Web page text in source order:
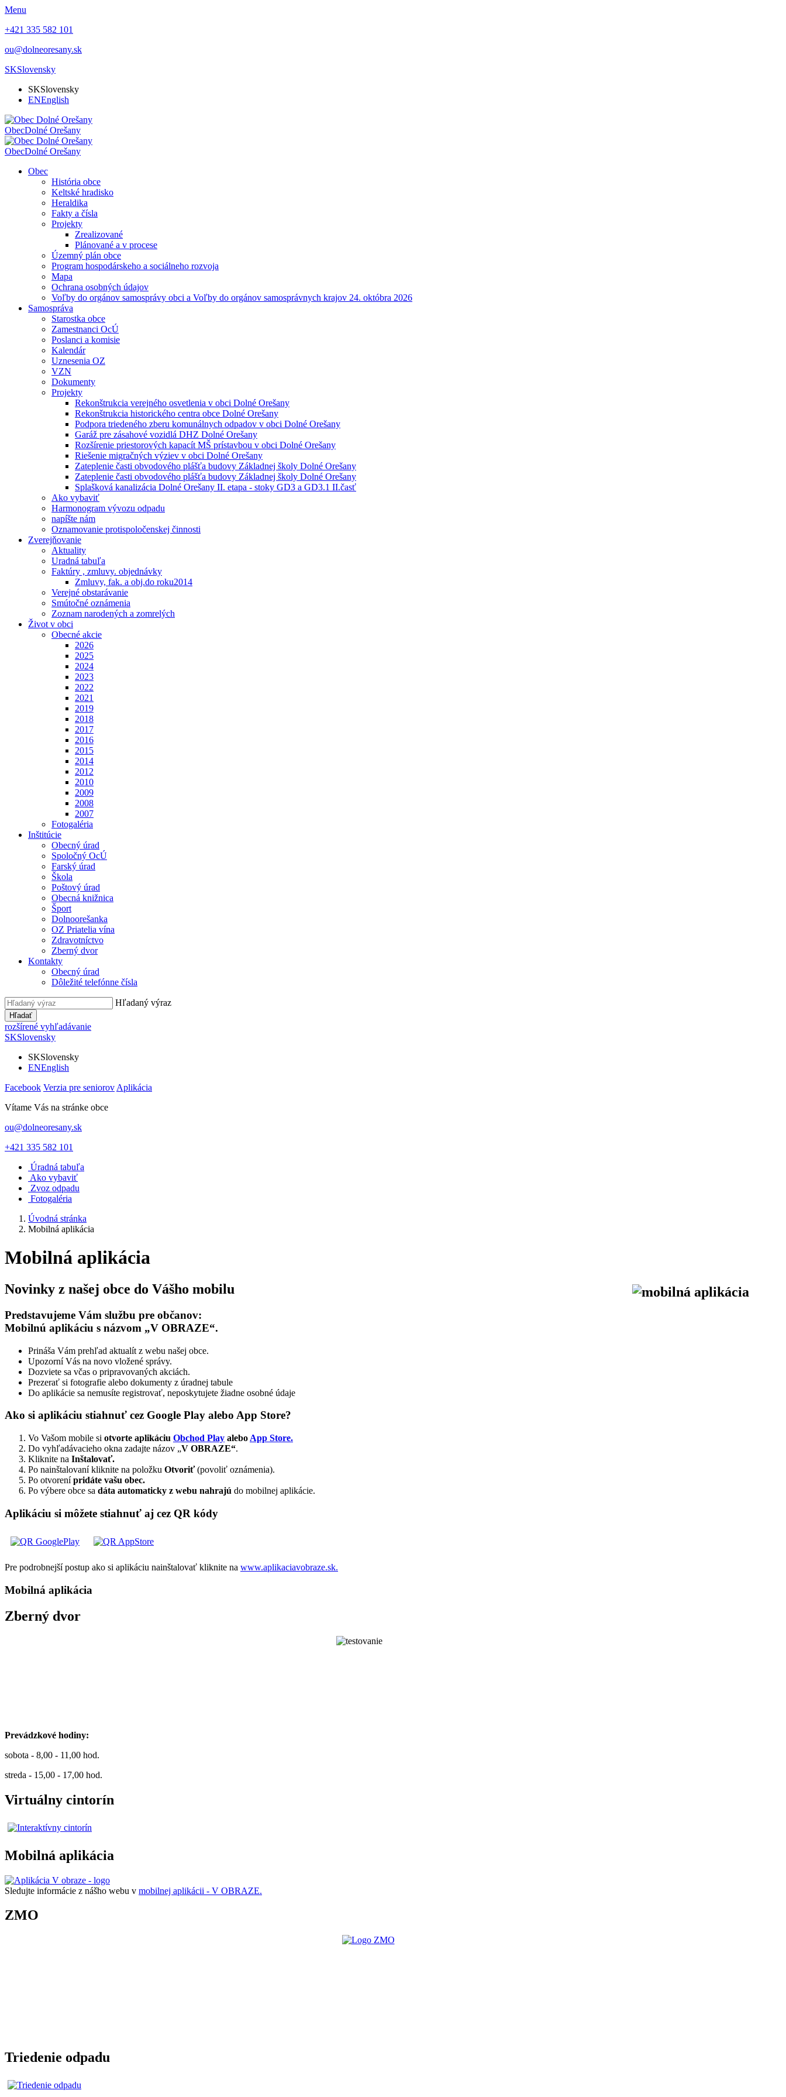
Menu
+421 335 582 101
ou@dolneoresany.sk
SKSlovensky
SKSlovensky
ENEnglish
ObecDolné Orešany
ObecDolné Orešany
Obec
História obce
Keltské hradisko
Heraldika
Fakty a čísla
Projekty
Zrealizované
Plánované a v procese
Územný plán obce
Program hospodárskeho a sociálneho rozvoja
Mapa
Ochrana osobných údajov
Voľby do orgánov samosprávy obci a Voľby do orgánov samosprávnych krajov 24. októbra 2026
Samospráva
Starostka obce
Zamestnanci OcÚ
Poslanci a komisie
Kalendár
Uznesenia OZ
VZN
Dokumenty
Projekty
Rekonštrukcia verejného osvetlenia v obci Dolné Orešany
Rekonštrukcia historického centra obce Dolné Orešany
Podpora triedeného zberu komunálnych odpadov v obci Dolné Orešany
Garáž pre zásahové vozidlá DHZ Dolné Orešany
Rozšírenie priestorových kapacít MŠ prístavbou v obci Dolné Orešany
Riešenie migračných výziev v obci Dolné Orešany
Zateplenie časti obvodového plášťa budovy Základnej školy Dolné Orešany
Zateplenie časti obvodového plášťa budovy Základnej školy Dolné Orešany
Splašková kanalizácia Dolné Orešany II. etapa - stoky GD3 a GD3.1 II.časť
Ako vybaviť
Harmonogram vývozu odpadu
napíšte nám
Oznamovanie protispoločenskej činnosti
Zverejňovanie
Aktuality
Uradná tabuľa
Faktúry , zmluvy. objednávky
Zmluvy, fak. a obj.do roku2014
Verejné obstarávanie
Smútočné oznámenia
Zoznam narodených a zomrelých
Život v obci
Obecné akcie
2026
2025
2024
2023
2022
2021
2019
2018
2017
2016
2015
2014
2012
2010
2009
2008
2007
Fotogaléria
Inštitúcie
Obecný úrad
Spoločný OcÚ
Farský úrad
Škola
Poštový úrad
Obecná knižnica
Šport
Dolnoorešanka
OZ Priatelia vína
Zdravotníctvo
Zberný dvor
Kontakty
Obecný úrad
Dôležité telefónne čísla
Hľadaný výraz
Hľadať
rozšírené vyhľadávanie
SKSlovensky
SKSlovensky
ENEnglish
Facebook Verzia pre seniorov Aplikácia
Vítame Vás na stránke obce
ou@dolneoresany.sk
+421 335 582 101
Úradná tabuľa
Ako vybaviť
Zvoz odpadu
Fotogaléria
Úvodná stránka
Mobilná aplikácia
Mobilná aplikácia
Novinky z našej obce do Vášho mobilu
Predstavujeme Vám službu pre občanov:
Mobilnú aplikáciu s názvom „V OBRAZE“.
Prináša Vám prehľad aktualít z webu našej obce.
Upozorní Vás na novo vložené správy.
Dozviete sa včas o pripravovaných akciách.
Prezerať si fotografie alebo dokumenty z úradnej tabule
Do aplikácie sa nemusíte registrovať, neposkytujete žiadne osobné údaje
Ako si aplikáciu stiahnuť cez Google Play alebo App Store?
Vo Vašom mobile si otvorte aplikáciu Obchod Play alebo App Store.
Do vyhľadávacieho okna zadajte názov „V OBRAZE“.
Kliknite na Inštalovať.
Po nainštalovaní kliknite na položku Otvoriť(povoliť oznámenia).
Po otvorenípridáte vašu obec.
Po výbere obce sa dáta automaticky z webu nahrajú do mobilnej aplikácie.
Aplikáciu si môžete stiahnuť aj cez QR kódy
Pre podrobnejší postup ako si aplikáciu nainštalovať kliknite na www.aplikaciavobraze.sk.
Mobilná aplikácia
Zberný dvor
Prevádzkové hodiny:
sobota - 8,00 - 11,00 hod.
streda - 15,00 - 17,00 hod.
Virtuálny cintorín
Mobilná aplikácia
Sledujte informácie z nášho webu v mobilnej aplikácii - V OBRAZE.
ZMO
Triedenie odpadu